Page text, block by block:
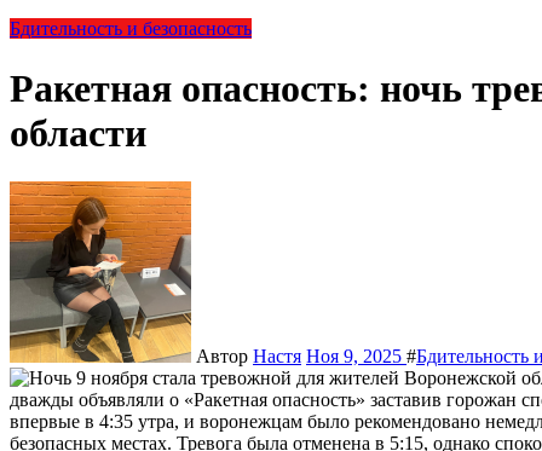
Бдительность и безопасность
Ракетная опасность: ночь
области
Автор Настя Ноя 9, 2025 #Бдительность